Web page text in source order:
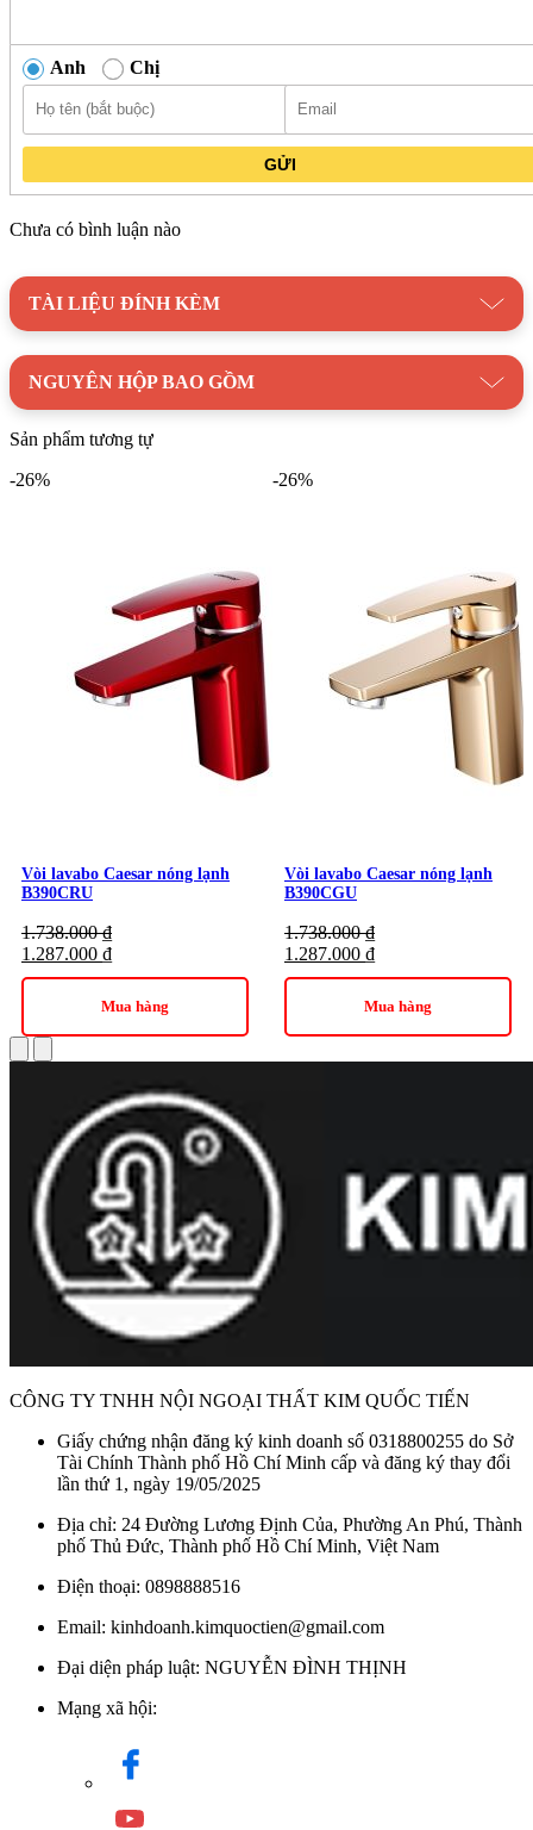
chính hãng 100% từ Caesar, đầy đủ chứng từ xuất xứ và bảo
hành rõ ràng. Mua hàng tại
toàn quốc, mang đến trải nghiệm mua sắm tin cậy và thuận
tiện.
Danh mục:Thiết Bị Vệ Sinh/Vòi Lavabo/Vòi Lavabo
CAESAR / Vòi Lavabo Nóng Lạnh CAESAR
Anh Chị
GỬI
Chưa có bình luận nào
TÀI LIỆU ĐÍNH KÈM
NGUYÊN HỘP BAO GỒM
Sản phẩm tương tự
-26%
Vòi lavabo Caesar nóng lạnh
B390CRU
1.738.000₫
1.287.000 ₫
Mua hàng
-26%
Vòi lavabo Caesar nóng lạnh
B390CGU
1.738.000₫
1.287.000 ₫
Mua hàng
CÔNG TY TNHH NỘI NGOẠI THẤT KIM QUỐC TIẾN
Giấy chứng nhận đăng ký kinh doanh số 0318800255 do Sở
Tài Chính Thành phố Hồ Chí Minh cấp và đăng ký thay đổi
lần thứ 1, ngày 19/05/2025
Địa chỉ: 24 Đường Lương Định Của, Phường An Phú, Thành
phố Thủ Đức, Thành phố Hồ Chí Minh, Việt Nam
Điện thoại: 0898888516
Email: kinhdoanh.kimquoctien@gmail.com
Đại diện pháp luật: NGUYỄN ĐÌNH THỊNH
Mạng xã hội: